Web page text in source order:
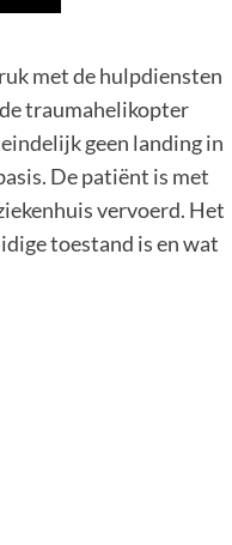
met de hulpdiensten
traumahelikopter
geen landing in
De patiënt is met
vervoerd. Het
toestand is en wat